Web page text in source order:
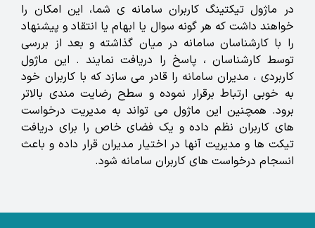
در ماژول تیکتینگ کاربران سامانه ی شما، این امکان را
خواهند داشت که هر گونه سوال یا ابهام یا انتقاد و پیشنهاد
را با کارشناسان سامانه در میان گذاشته و بعد از بررسی
توسط کارشناسان ، پاسخ را دریافت نمایند . این ماژول
کاربردی ، مدیران سامانه را قادر می سازد که با کاربران خود
به خوبی ارتباط برقرار نموده و سطح رضایت مندی بالاتر
برود. همچنین این ماژول می تواند به مدیریت درخواست
های کاربران نظم داده و یک فضای خاص را برای دریافت
تیکت ها و مدیریت آنها در اختیار مدیران قرار داده و باعث
انسجام درخواست های کاربران سامانه شود.